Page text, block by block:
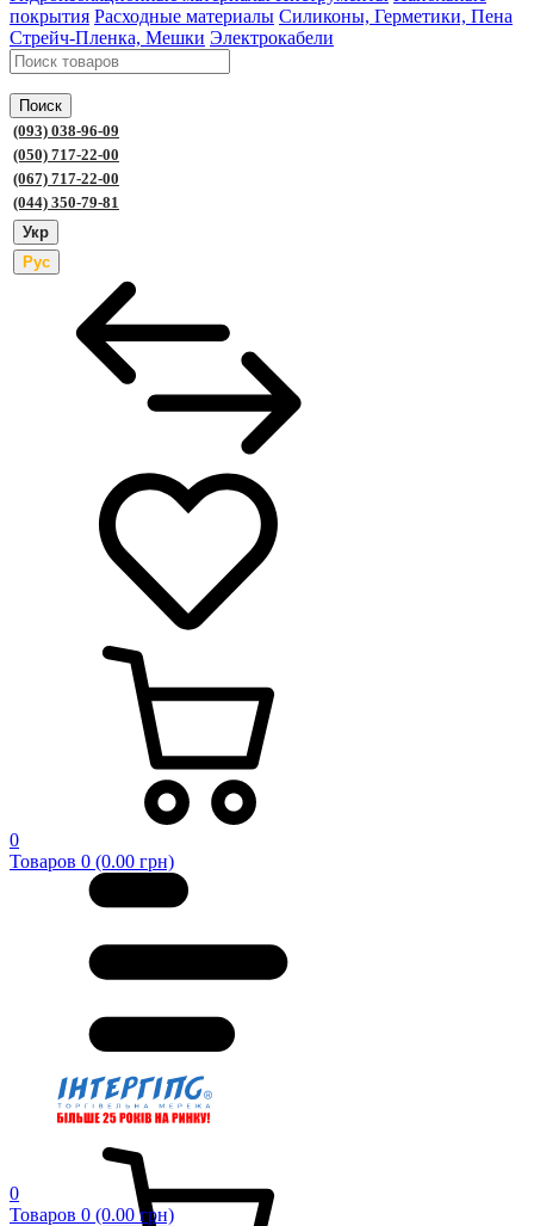
покрытия Расходные материалы Силиконы, Герметики, Пена
Стрейч-Пленка, Мешки Электрокабели
Поиск
(093) 038-96-09
(050) 717-22-00
(067) 717-22-00
(044) 350-79-81
Укр
Рус
0
Товаров 0 (0.00 грн)
0
Товаров 0 (0.00 грн)